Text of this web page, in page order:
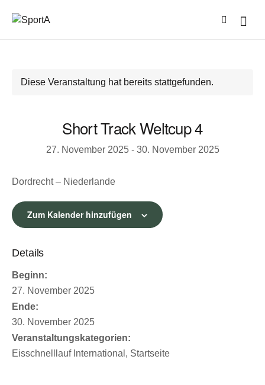
Diese Veranstaltung hat bereits stattgefunden.
Short Track Weltcup 4
27. November 2025- 30. November 2025
Dordrecht – Niederlande
Zum Kalender hinzufügen
Details
Beginn:
27. November 2025
Ende:
30. November 2025
Veranstaltungskategorien:
Eisschnelllauf International , Startseite